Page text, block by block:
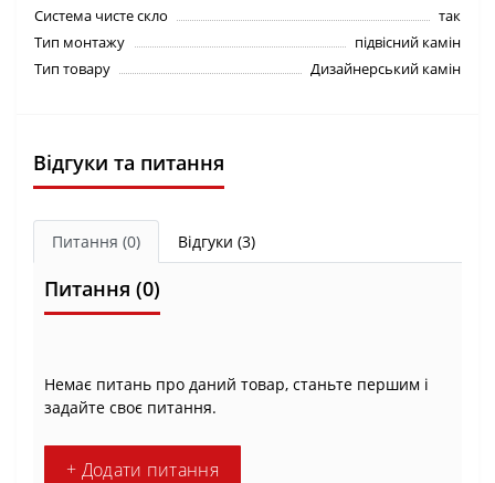
Система чисте скло
так
Тип монтажу
підвісний камін
Тип товару
Дизайнерський камін
Відгуки та питання
Питання (0) Відгуки (3)
Питання (0)
Немає питань про даний товар, станьте першим і
задайте своє питання.
+ Додати питання